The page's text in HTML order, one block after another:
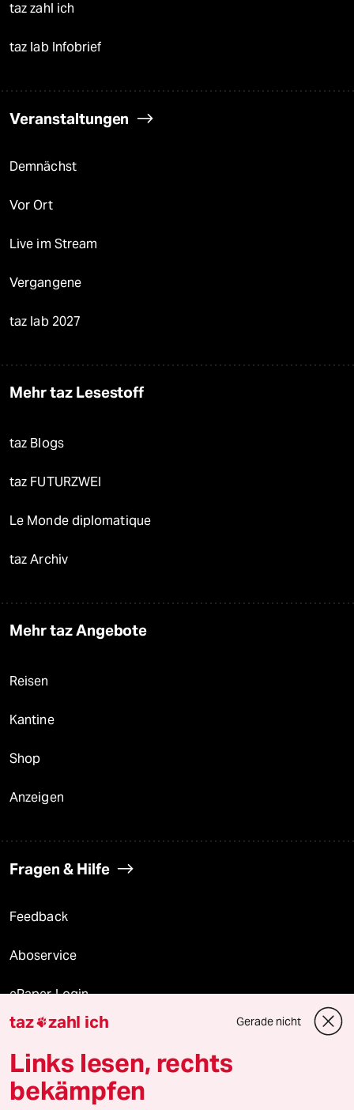
taz zahl ich
taz lab Infobrief
Veranstaltungen
Demnächst
Vor Ort
Live im Stream
Vergangene
taz lab 2027
Mehr taz Lesestoff
taz Blogs
taz FUTURZWEI
Le Monde diplomatique
taz Archiv
Mehr taz Angebote
Reisen
Kantine
Shop
Anzeigen
Fragen & Hilfe
Feedback
Aboservice
ePaper Login
Downloads für Abonnierende
© 2026 taz Verlags und Vertriebs GmbH
taz zahl ich Gerade nicht
Links lesen, rechts
bekämpfen